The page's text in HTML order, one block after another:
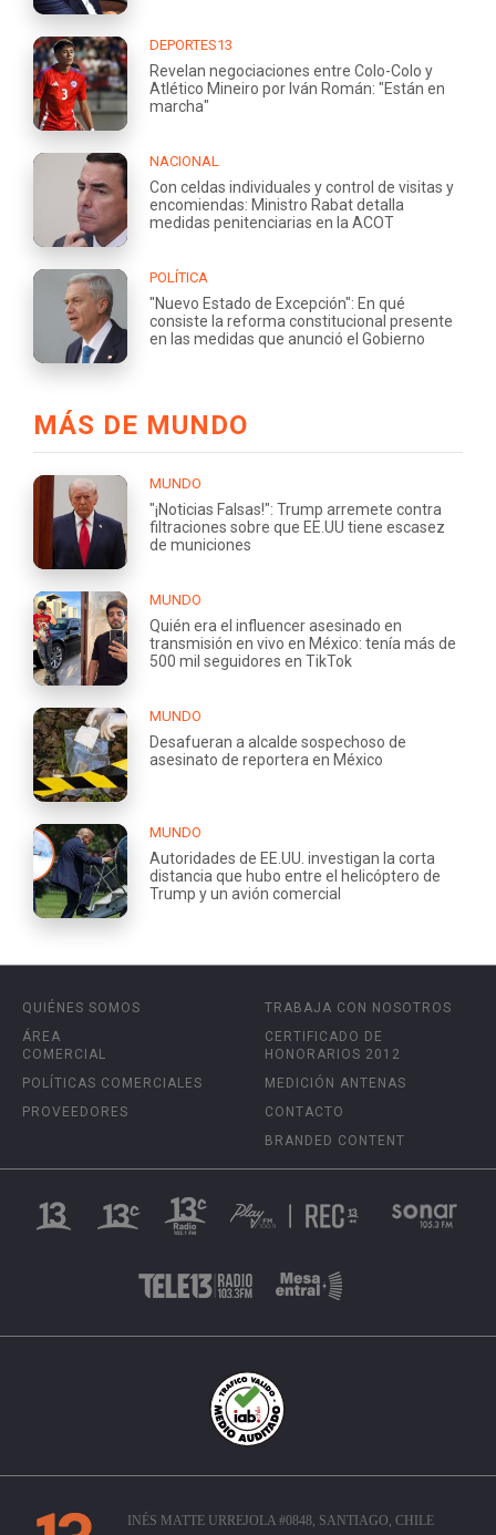
DEPORTES13
Revelan negociaciones entre Colo-Colo y
Atlético Mineiro por Iván Román: "Están en
marcha"
NACIONAL
Con celdas individuales y control de visitas y
encomiendas: Ministro Rabat detalla
medidas penitenciarias en la ACOT
POLÍTICA
"Nuevo Estado de Excepción": En qué
consiste la reforma constitucional presente
en las medidas que anunció el Gobierno
MÁS DE MUNDO
MUNDO
"¡Noticias Falsas!": Trump arremete contra
filtraciones sobre que EE.UU tiene escasez
de municiones
MUNDO
Quién era el influencer asesinado en
transmisión en vivo en México: tenía más de
500 mil seguidores en TikTok
MUNDO
Desafueran a alcalde sospechoso de
asesinato de reportera en México
MUNDO
Autoridades de EE.UU. investigan la corta
distancia que hubo entre el helicóptero de
Trump y un avión comercial
QUIÉNES SOMOS
ÁREA
COMERCIAL
POLÍTICAS COMERCIALES
PROVEEDORES
TRABAJA CON NOSOTROS
CERTIFICADO DE
HONORARIOS 2012
MEDICIÓN ANTENAS
CONTACTO
BRANDED CONTENT
INÉS MATTE URREJOLA #0848, SANTIAGO, CHILE